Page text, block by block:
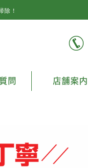
除！
問 店舗案内